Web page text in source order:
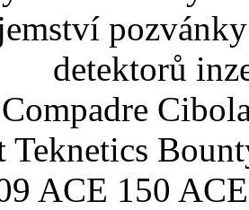
detektorů
Teknetics
ACE 150